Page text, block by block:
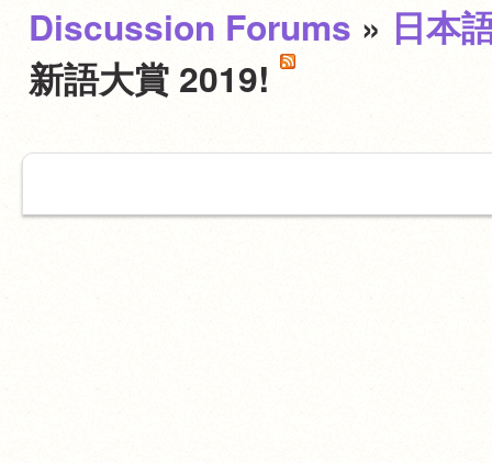
Discussion Forums » 日本
新語大賞 2019!